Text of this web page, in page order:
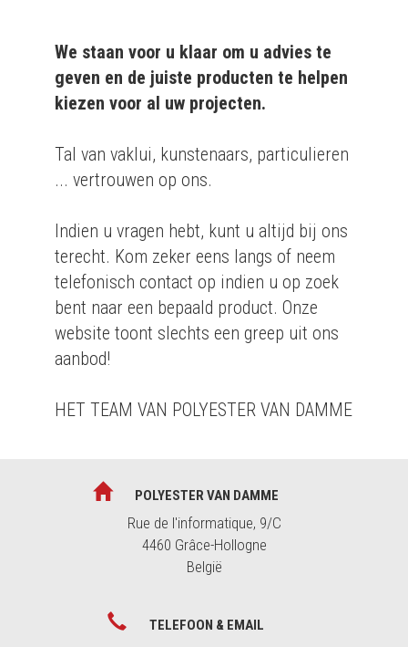
We staan voor u klaar om u advies te
geven en de juiste producten te helpen
kiezen voor al uw projecten.
Tal van vaklui, kunstenaars, particulieren
... vertrouwen op ons.
Indien u vragen hebt, kunt u altijd bij ons
terecht. Kom zeker eens langs of neem
telefonisch contact op indien u op zoek
bent naar een bepaald product. Onze
website toont slechts een greep uit ons
aanbod!
HET TEAM VAN POLYESTER VAN DAMME
POLYESTER VAN DAMME
Rue de l'informatique, 9/C
4460 Grâce-Hollogne
België
TELEFOON & EMAIL